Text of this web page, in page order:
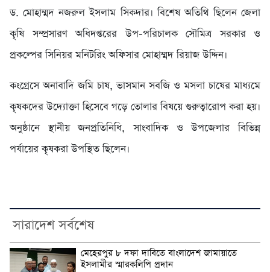
ড. মোহাম্মদ নজরুল ইসলাম সিকদার। বিশেষ অতিথি ছিলেন জেলা
কৃষি সম্প্রসারণ অধিদপ্তরের উপ-পরিচালক সৌমিত্র সরকার ও
প্রকল্পের সিনিয়র মনিটরিং অফিসার মোহাম্মদ রিয়াজ উদ্দিন।
কংগ্রেসে অনাবাদি জমি চাষ, ভাসমান সবজি ও মসলা চাষের মাধ্যমে
কৃষকদের উদ্যোক্তা হিসেবে গড়ে তোলার বিষয়ে গুরুত্বারোপ করা হয়।
অনুষ্ঠানে স্থানীয় জনপ্রতিনিধি, সাংবাদিক ও উপজেলার বিভিন্ন
পর্যায়ের কৃষকরা উপস্থিত ছিলেন।
সারাদেশ সর্বশেষ
মেহেরপুর ৮ দফা দাবিতে বাংলাদেশ জামায়াতে
ইসলামীর স্মারকলিপি প্রদান